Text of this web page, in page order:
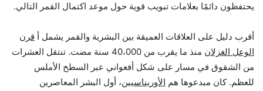
يحتفظون دائمًا بعلامات تبويب قوية حول موعد اكتمال القمر التالي.
أقرب دليل على العلاقات العميقة بين البشرية والقمر يشمل أ قرن
الوعل الغزلان
منذ ما يقرب من 40،000 سنة مضت. تنتقل العشرات
من الشقوق في مسار على شكل أفعواني عبر السطح الأملس
للعظم. كان مبدعوها هم الأوريناسيين، أول البشر المعاصرين